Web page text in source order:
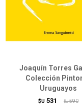
Joaquín Torres
Colección
Uruguayos
$U 531 $U 590